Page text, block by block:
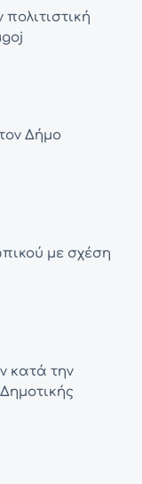
Δήμο
με σχέση
κατά την